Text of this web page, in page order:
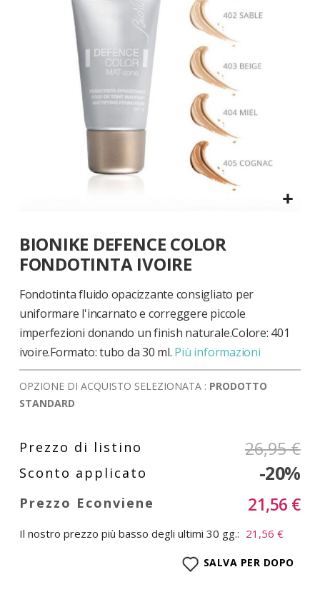
all'inizio
della
galleria
di
immagini
BIONIKE DEFENCE COLOR
FONDOTINTA IVOIRE
Fondotinta fluido opacizzante consigliato per
uniformare l'incarnato e correggere piccole
imperfezioni donando un finish naturale.Colore: 401
ivoire.Formato: tubo da 30 ml. Più informazioni
OPZIONE DI ACQUISTO SELEZIONATA : PRODOTTO
STANDARD
26,95 €
-20%
21,56 €
Il nostro prezzo più basso degli ultimi 30 gg.: 21,56 €
SALVA PER DOPO